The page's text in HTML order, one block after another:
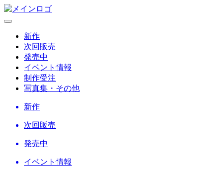
新作
次回販売
発売中
イベント情報
制作受注
写真集・その他
新作
次回販売
発売中
イベント情報